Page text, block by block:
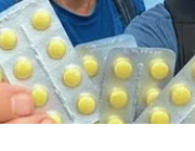
Пирамиди
градби или
Пирамидите се